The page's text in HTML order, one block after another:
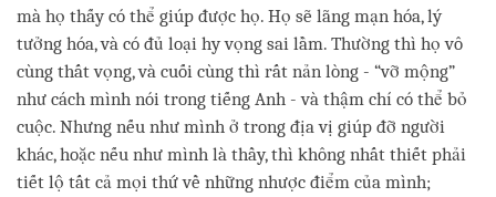
mà họ thấy có thể giúp được họ. Họ sẽ lãng mạn hóa, lý
tưởng hóa, và có đủ loại hy vọng sai lầm. Thường thì họ vô
cùng thất vọng, và cuối cùng thì rất nản lòng - “vỡ mộng”
như cách mình nói trong tiếng Anh - và thậm chí có thể bỏ
cuộc. Nhưng nếu như mình ở trong địa vị giúp đỡ người
khác, hoặc nếu như mình là thầy, thì không nhất thiết phải
tiết lộ tất cả mọi thứ về những nhược điểm của mình;